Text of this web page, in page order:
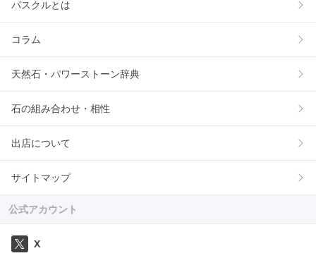
パスクルとは
コラム
天然石・パワーストーン辞典
石の組み合わせ・相性
出店について
サイトマップ
公式アカウント
X